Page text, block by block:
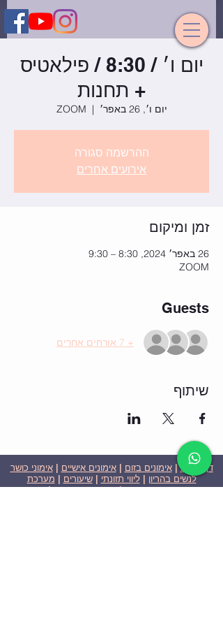
יום ו׳ / 8:30 / פילאטיס
+ תחנות
יום ו׳, 26 באפר׳
  |
ZOOM
ההרשמה סגורה
אירועים אחרים
זמן ומיקום
26 באפר׳ 2024, 8:30 – 9:30
ZOOM
Guests
+ 7 אורחים אחרים
שיתוף
דף הבית|אימונים בזום |אימונים אישיים |אימוני כושר
לנשים בהריון |ליווי תזונתי |שיעורים | מערכת
שבועית-אימונים בזום|תוכניות ומחירים|סרטוני